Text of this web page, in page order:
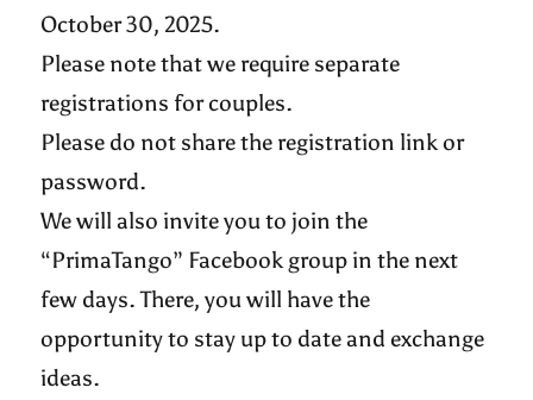
October 30, 2025.
Please note that we require separate
registrations for couples.
Please do not share the registration link or
password.
We will also invite you to join the
“PrimaTango” Facebook group in the next
few days. There, you will have the
opportunity to stay up to date and exchange
ideas.